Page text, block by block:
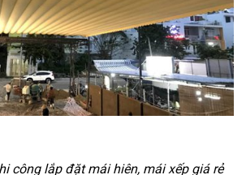
công lắp đặt mái hiên, mái xếp giá rẻ